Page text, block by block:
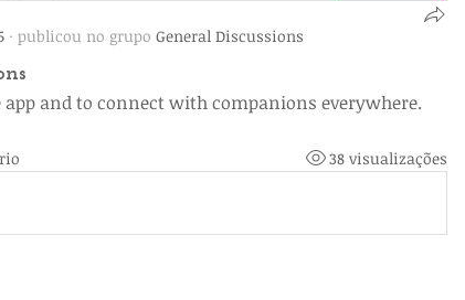
· publicou no grupo General Discussions
app and to connect with companions everywhere.
38 visualizações